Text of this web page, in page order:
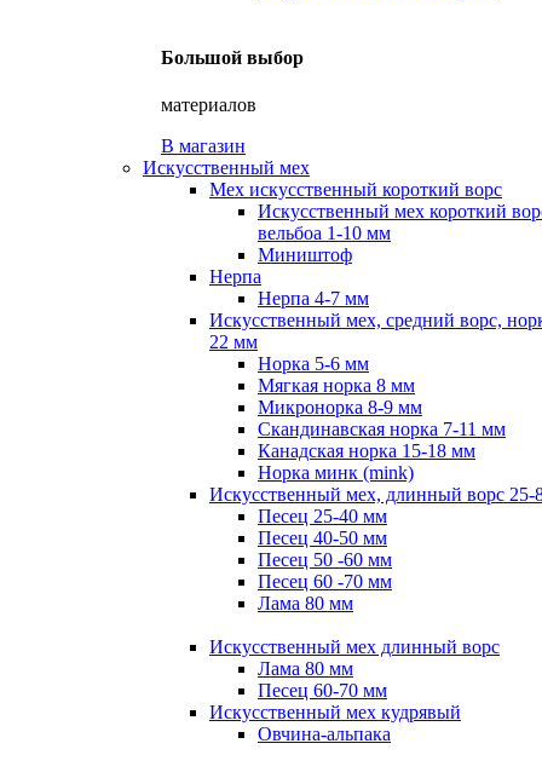
Большой выбор
материалов
В магазин
Искусственный мех
Мех искусственный короткий ворс
Искусственный мех короткий
вельбоа 1-10 мм
Миништоф
Нерпа
Нерпа 4-7 мм
Искусственный мех, средний ворс,
22 мм
Норка 5-6 мм
Мягкая норка 8 мм
Микронорка 8-9 мм
Скандинавская норка 7-11 мм
Канадская норка 15-18 мм
Норка минк (mink)
Искусственный мех, длинный ворс 25-
Песец 25-40 мм
Песец 40-50 мм
Песец 50 -60 мм
Песец 60 -70 мм
Лама 80 мм
Искусственный мех длинный ворс
Лама 80 мм
Песец 60-70 мм
Искусственный мех кудрявый
Овчина-альпака